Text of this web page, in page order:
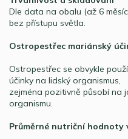
Dle data na obalu (až 6
bez přístupu světla.
Ostropestřec mariánský
Ostropestřec se obvykle
účinky na lidský organismus,
zejména pozitivně působí na
organismu.
Průměrné nutriční hodnoty